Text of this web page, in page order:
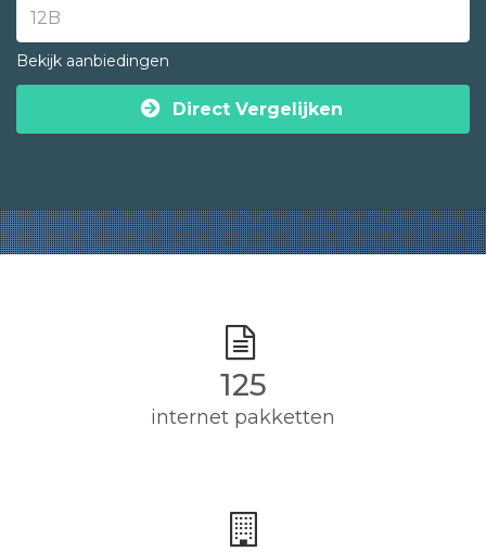
Bekijk aanbiedingen
Direct Vergelijken
125
internet pakketten